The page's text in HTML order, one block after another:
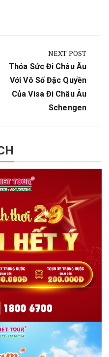
NEXT POST
Next
Post:
Thỏa Sức Đi Châu Âu
Với Vô Số Đặc Quyền
Của Visa Đi Châu Âu
Schengen